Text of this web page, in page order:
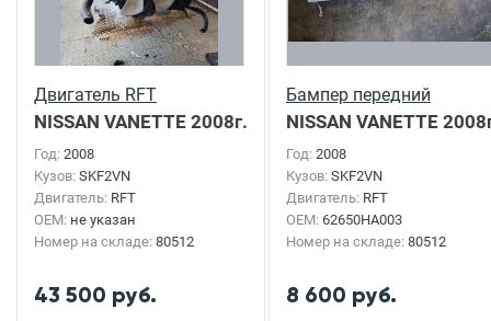
Двигатель RFT
NISSAN VANETTE 2008г.
Год: 2008
Кузов: SKF2VN
Двигатель: RFT
OEM: не указан
Номер на складе: 80512
43 500 руб.
Бампер передний
NISSAN VANETTE
Год: 2008
Кузов: SKF2VN
Двигатель: RFT
OEM: 62650HA003
Номер на складе: 80512
8 600 руб.